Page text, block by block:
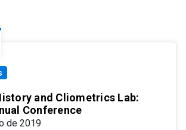
and Cliometrics Lab:
Conference
de 2019